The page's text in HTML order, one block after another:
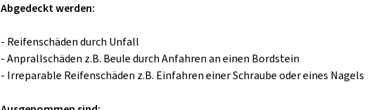
Abgedeckt werden:
- Reifenschäden durch Unfall
- Anprallschäden z.B. Beule durch Anfahren an einen Bordstein
- Irreparable Reifenschäden z.B. Einfahren einer Schraube oder eines Nagels